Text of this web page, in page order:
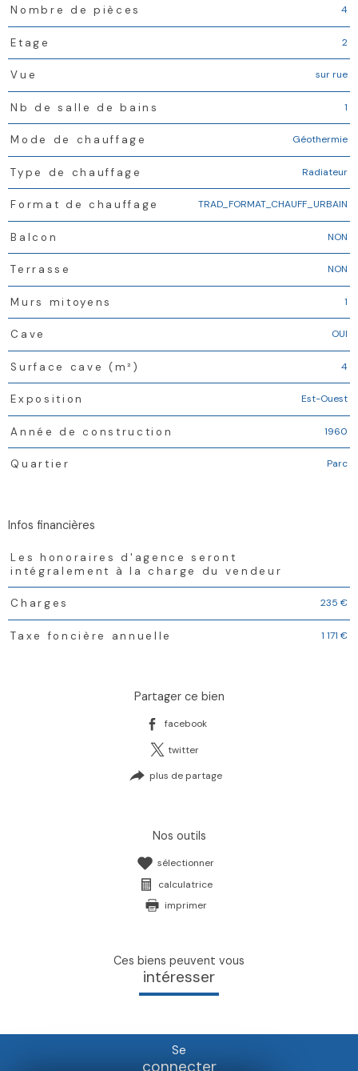
Nombre de pièces 4
Etage 2
Vue sur rue
Nb de salle de bains 1
Mode de chauffage Géothermie
Type de chauffage Radiateur
Format de chauffage TRAD_FORMAT_CHAUFF_URBAIN
Balcon NON
Terrasse NON
Murs mitoyens 1
Cave OUI
Surface cave (m²) 4
Exposition Est-Ouest
Année de construction 1960
Quartier Parc
infos financières
Caractéristiques Valeurs
Les honoraires d'agence seront
intégralement à la charge du vendeur
Charges 235 €
Taxe foncière annuelle 1 171 €
partager ce bien
facebook
twitter
plus de partage
nos outils
sélectionner
calculatrice
imprimer
ces biens peuvent vous
intéresser
se
connecter